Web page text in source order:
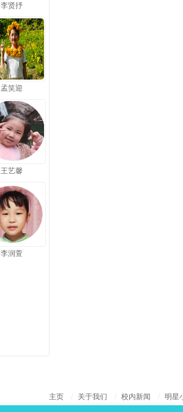
李贤抒
孟笑迎
王艺馨
李润萱
主页 关于我们 校内新闻 明星